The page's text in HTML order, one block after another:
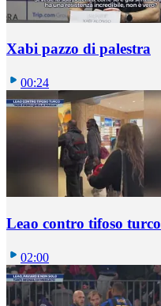
Xabi pazzo di palestra
00:24
Leao contro tifoso turco
02:00